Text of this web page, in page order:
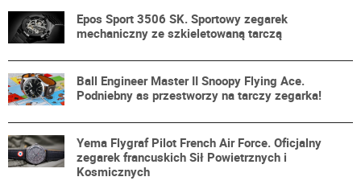
Epos Sport 3506 SK. Sportowy zegarek
mechaniczny ze szkieletowaną tarczą
Ball Engineer Master II Snoopy Flying Ace.
Podniebny as przestworzy na tarczy zegarka!
Yema Flygraf Pilot French Air Force. Oficjalny
zegarek francuskich Sił Powietrznych i
Kosmicznych